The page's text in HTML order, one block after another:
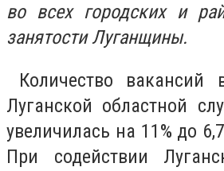
во всех городских и
занятости Луганщины.
Количество вакансий
Луганской областной
увеличилась на 11% до
При содействии